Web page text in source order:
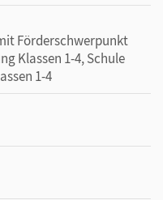
Angebote auf
lernen.cornelsen.de
Förderschwerpunkt
Klassen 1-4, Schule
1-4